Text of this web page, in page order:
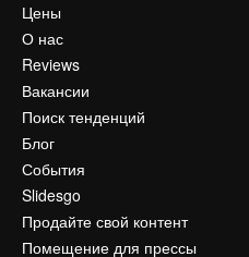
Цены
О нас
Reviews
Вакансии
Поиск тенденций
Блог
События
Slidesgo
Продайте свой контент
Помещение для прессы